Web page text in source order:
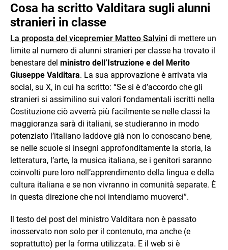
Cosa ha scritto Valditara sugli alunni
stranieri in classe
La proposta del vicepremier Matteo Salvini di mettere un
limite al numero di alunni stranieri per classe ha trovato il
benestare del ministro dell’Istruzione e del Merito
Giuseppe Valditara. La sua approvazione è arrivata via
social, su X, in cui ha scritto: “Se si è d’accordo che gli
stranieri si assimilino sui valori fondamentali iscritti nella
Costituzione ciò avverrà più facilmente se nelle classi la
maggioranza sarà di italiani, se studieranno in modo
potenziato l’italiano laddove già non lo conoscano bene,
se nelle scuole si insegni approfonditamente la storia, la
letteratura, l’arte, la musica italiana, se i genitori saranno
coinvolti pure loro nell’apprendimento della lingua e della
cultura italiana e se non vivranno in comunità separate. È
in questa direzione che noi intendiamo muoverci”.
Il testo del post del ministro Valditara non è passato
inosservato non solo per il contenuto, ma anche (e
soprattutto) per la forma utilizzata. E il web si è